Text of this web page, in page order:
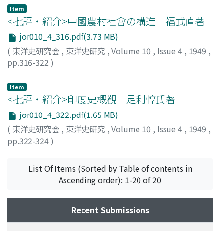
Item
<批評・紹介>中國農村社會の構造 福武直著
jor010_4_316.pdf(3.73 MB)
( 東洋史研究会 , 東洋史研究 , Volume 10 , Issue 4 , 1949 ,
pp.316-322 )
Item
<批評・紹介>印度史概觀 足利惇氏著
jor010_4_322.pdf(1.65 MB)
( 東洋史研究会 , 東洋史研究 , Volume 10 , Issue 4 , 1949 ,
pp.322-324)
List Of Items (Sorted by Table of contents in
Ascending order): 1-20 of 20
Recent Submissions